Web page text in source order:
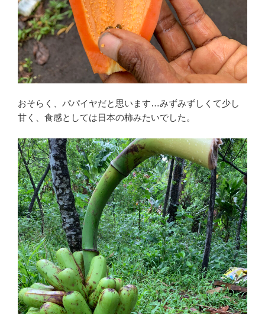
おそらく、パパイヤだと思います…みずみずしくて少し
甘く、食感としては日本の柿みたいでした。